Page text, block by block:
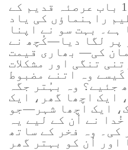
عِبرانیوں 11 باب عرصئہ قدیم کے
راہنماؤں کی یاد
ہے۔ بہت سو نے اپنا
پر لگا دیا—کُچھ نے
کی— بھاری قیمت
تنگی اور مشکلات
وہ اتنے مضبوط
جئیے؟ وہ بہُتر جگہ
ایک اچھا گھر، ایک
ایک اچھا شہر—جو
نے اُن کے لیے یہ
کی۔ وہ فخر کے ساتھ
اور اُن کو بہتر گھر